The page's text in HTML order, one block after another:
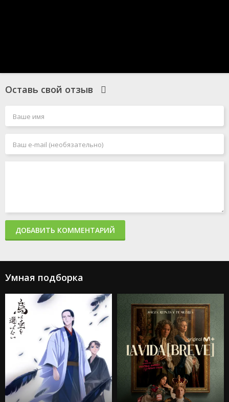
Оставь свой отзыв
ДОБАВИТЬ КОММЕНТАРИЙ
Умная подборка